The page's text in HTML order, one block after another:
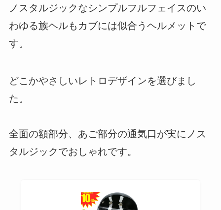
ノスタルジックなシンプルフルフェイスのい
わゆる族ヘルもカブには似合うヘルメットで
す。
どこかやさしいレトロデザインを選びまし
た。
全面の額部分、あご部分の通気口が実にノス
タルジックでおしゃれです。